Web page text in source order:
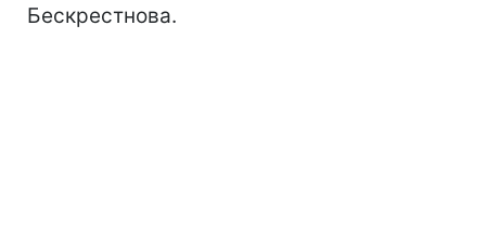
Бескрестнова.